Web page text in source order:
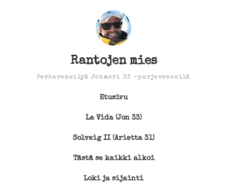
Rantojen mies
Perheveneilyä Jonmeri 33 -purjeveneellä
Etusivu
La Vida (Jon 33)
Solveig II (Arietta 31)
Tästä se kaikki alkoi
Loki ja sijainti